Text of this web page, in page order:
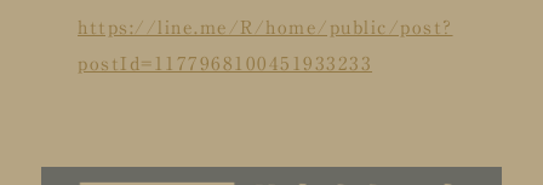
https://line.me/R/home/public/post?
postId=1177968100451933233